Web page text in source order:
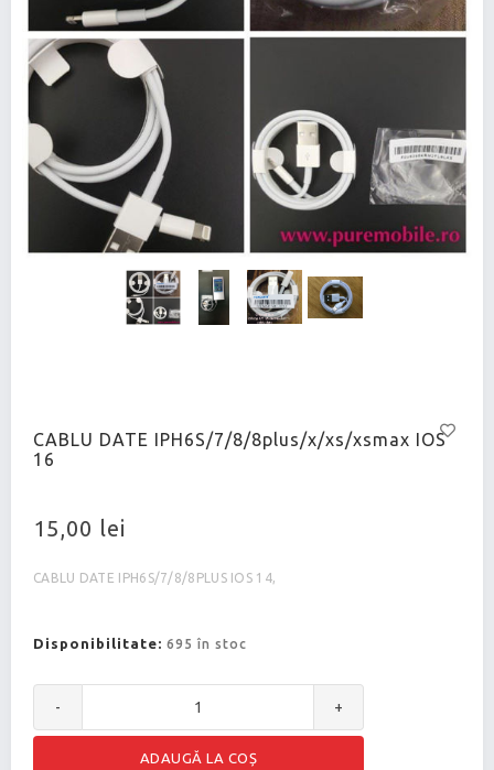
CABLU DATE IPH6S/7/8/8plus/x/xs/xsmax IOS
16
15,00 lei
CABLU DATE IPH6S/7/8/8PLUS IOS 14,
Disponibilitate: 695 în stoc
- +